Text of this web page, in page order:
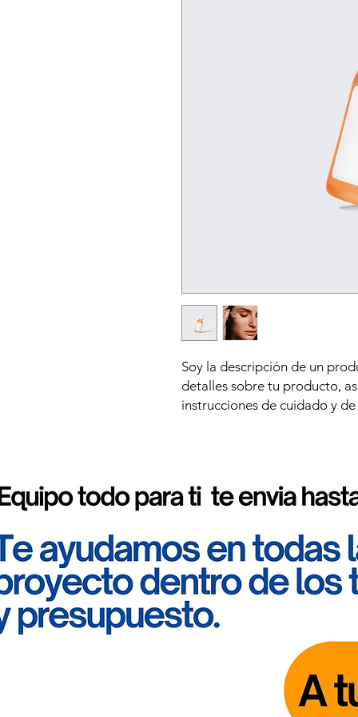
Soy la descripción de un
detalles sobre tu producto,
instrucciones de cuidado y